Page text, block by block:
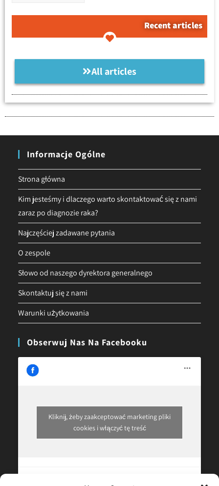
Recent articles
All articles
Informacje Ogólne
Strona główna
Kim jesteśmy i dlaczego warto skontaktować się z nami
zaraz po diagnozie raka?
Najczęściej zadawane pytania
O zespole
Słowo od naszego dyrektora generalnego
Skontaktuj się z nami
Warunki użytkowania
Obserwuj Nas Na Facebooku
Kliknij, żeby zaakceptować marketing pliki
cookies i włączyć tę treść